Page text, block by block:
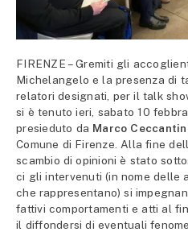
FIRENZE – Gremiti gli
Michelangelo e la presenza di
relatori designati, per il talk
si è tenuto ieri, sabato 10
presieduto da Marco
Comune di Firenze. Alla fine
scambio di opinioni è stato
ci gli intervenuti (in nome delle
che rappresentano) si
fattivi comportamenti e atti al
il diffondersi di eventuali